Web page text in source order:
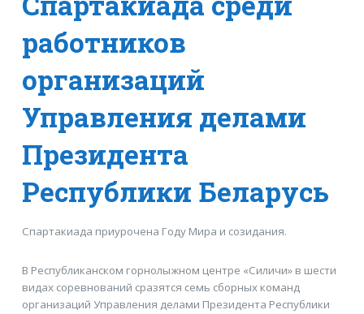
работников
организаций
Управления делами
Президента
Республики Беларусь
Спартакиада приурочена Году Мира и созидания.
В Республиканском горнолыжном центре «Силичи» в шести
видах соревнований сразятся семь сборных команд
организаций Управления делами Президента Республики